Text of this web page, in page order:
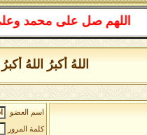
صل على محمد وعلى آل
اللهُ أكبرُ اللهُ أكبرُ
اسم العضو
كلمة المرور